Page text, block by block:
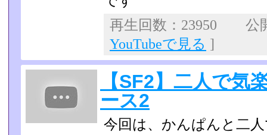
再生回数：23950 公
YouTubeで見る ]
【SF2】二人で気
ース2
今回は、かんぱんと二